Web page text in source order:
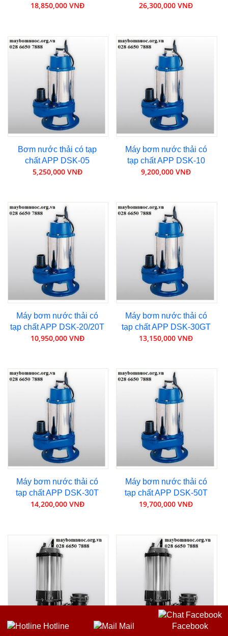
Hotline Mail Facebook
18,850,000 VNĐ 26,300,000 VNĐ
Bơm nước thải có tạp
chất APP DSK-05
5,250,000 VNĐ
Máy bơm nước thải có
tạp chất APP DSK-10
9,200,000 VNĐ
Máy bơm nước thải có
tạp chất APP DSK-20/20T
10,950,000 VNĐ
Máy bơm nước thải có
tạp chất APP DSK-30GT
13,150,000 VNĐ
Máy bơm nước thải có
tạp chất APP DSK-30T
14,200,000 VNĐ
Máy bơm nước thải có
tạp chất APP DSK-50T
19,700,000 VNĐ